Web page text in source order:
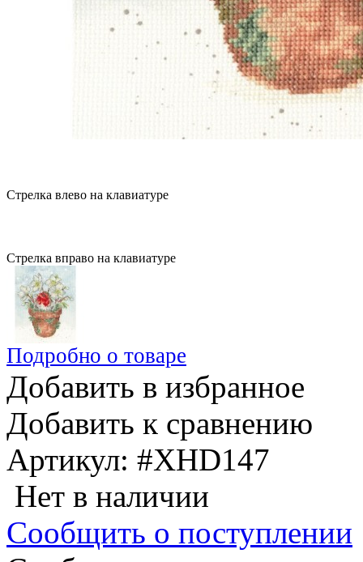
Стрелка влево на клавиатуре
Стрелка вправо на клавиатуре
Подробно о товаре
Добавить в избранное
Добавить к сравнению
Артикул: #XHD147
Нет в наличии
Сообщить о поступлении